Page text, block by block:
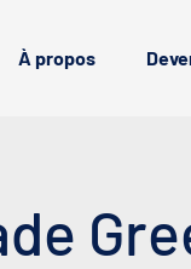
À propos